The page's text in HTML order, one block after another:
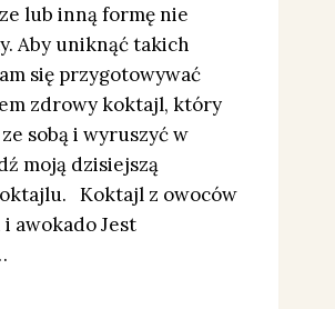
lub inną formę nie
Aby uniknąć takich
się przygotowywać
zdrowy koktajl, który
sobą i wyruszyć w
moją dzisiejszą
Koktajl z owoców
awokado Jest